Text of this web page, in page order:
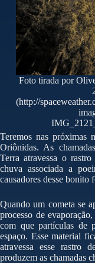
Foto tirada por
(http://
Teremos nas próximas
Oriônidas. As
Terra atravessa o
chuva associada a
causadores desse bonito
Quando um cometa se
processo de
com que partículas de
espaço. Esse material
atravessa esse rastro
produzem as chamadas